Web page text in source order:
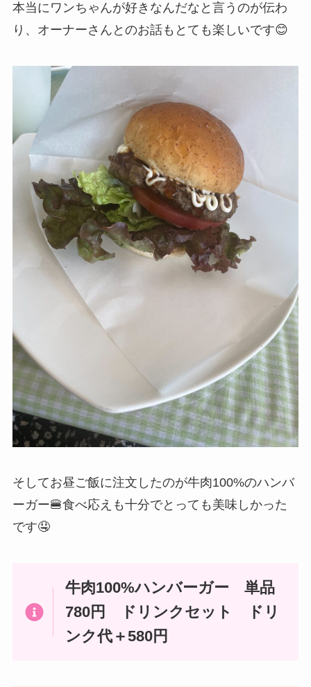
本当にワンちゃんが好きなんだなと言うのが伝わ
り、オーナーさんとのお話もとても楽しいです😊
そしてお昼ご飯に注文したのが牛肉100%のハンバ
ーガー🍔食べ応えも十分でとっても美味しかった
です🤤
牛肉100%ハンバーガー 単品
780円 ドリンクセット ドリ
ンク代＋580円